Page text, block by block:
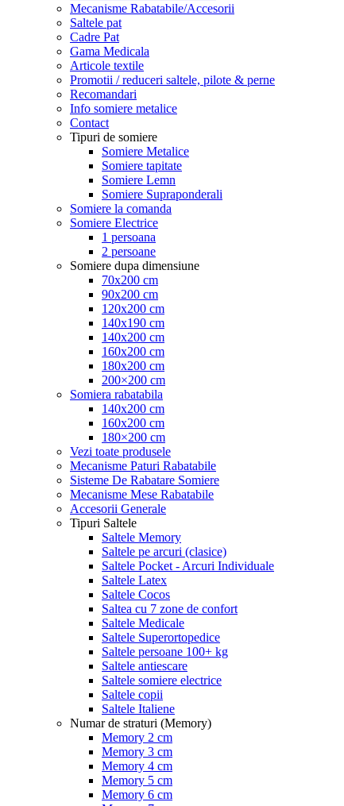
Mecanisme Rabatabile/Accesorii
Saltele pat
Cadre Pat
Gama Medicala
Articole textile
Promotii / reduceri saltele, pilote & perne
Recomandari
Info somiere metalice
Contact
Tipuri de somiere
Somiere Metalice
Somiere tapitate
Somiere Lemn
Somiere Supraponderali
Somiere la comanda
Somiere Electrice
1 persoana
2 persoane
Somiere dupa dimensiune
70x200 cm
90x200 cm
120x200 cm
140x190 cm
140x200 cm
160x200 cm
180x200 cm
200×200 cm
Somiera rabatabila
140x200 cm
160x200 cm
180×200 cm
Vezi toate produsele
Mecanisme Paturi Rabatabile
Sisteme De Rabatare Somiere
Mecanisme Mese Rabatabile
Accesorii Generale
Tipuri Saltele
Saltele Memory
Saltele pe arcuri (clasice)
Saltele Pocket - Arcuri Individuale
Saltele Latex
Saltele Cocos
Saltea cu 7 zone de confort
Saltele Medicale
Saltele Superortopedice
Saltele persoane 100+ kg
Saltele antiescare
Saltele somiere electrice
Saltele copii
Saltele Italiene
Numar de straturi (Memory)
Memory 2 cm
Memory 3 cm
Memory 4 cm
Memory 5 cm
Memory 6 cm